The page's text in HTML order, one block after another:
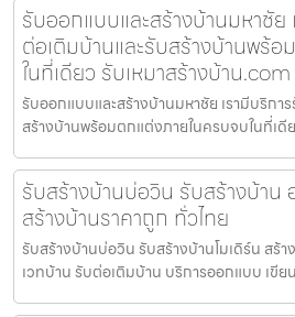
รับออกแบบและสร้างบ้านมหาชัย
ต่อเติมบ้านและรับสร้างบ้านพร้
ในที่เดียว รับเหมาสร้างบ้าน.com
รับออกแบบและสร้างบ้านมหาชัย เรามีบริกา
สร้างบ้านพร้อมตกแต่งภายในครบจบในที่เดี
รับสร้างบ้านบ่อวิน รับสร้างบ้าน
สร้างบ้านราคาถูก ทั่วไทย
รับสร้างบ้านบ่อวิน รับสร้างบ้านโมเดิร์น สร้า
เวทบ้าน รับต่อเติมบ้าน บริการออกแบบ เขี